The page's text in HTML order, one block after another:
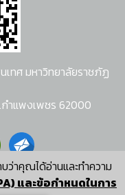
ว่าคุณได้อ่านและทำความ
และข้อกำหนดในการ
เทศ มหาวิทยาลัยราชภัฏ
กำแพงเพชร 62000
งผกา